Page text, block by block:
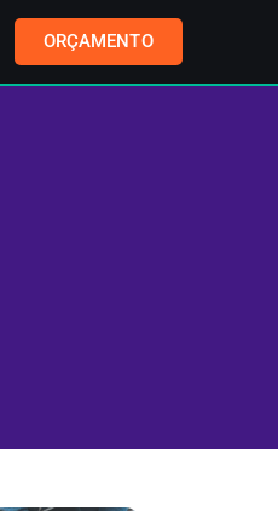
ORÇAMENTO